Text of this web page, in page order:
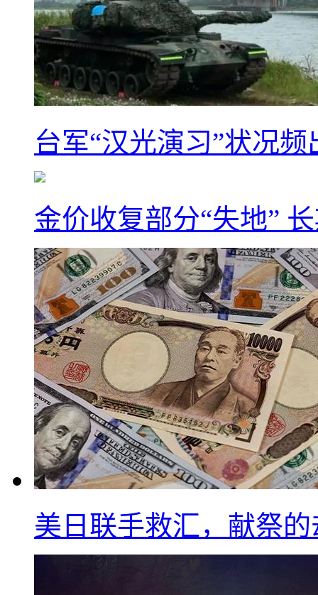
台军“汉光演习”状况
金价收复部分“失地”
美日联手救汇，献祭